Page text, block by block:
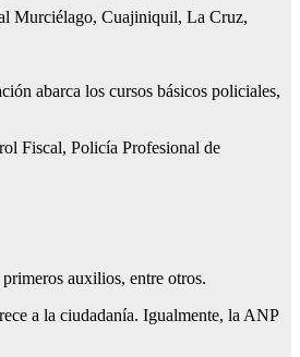
Murciélago, Cuajiniquil, La Cruz,
abarca los cursos básicos policiales,
Fiscal, Policía Profesional de
auxilios, entre otros.
a la ciudadanía. Igualmente, la ANP